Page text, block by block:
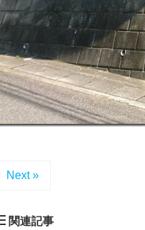
Next »
関連記事